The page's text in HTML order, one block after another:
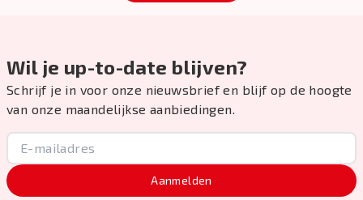
Wil je up-to-date blijven?
Schrijf je in voor onze nieuwsbrief en blijf op de hoogte
van onze maandelijkse aanbiedingen.
Aanmelden